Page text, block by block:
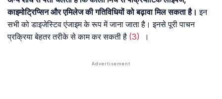
काइमोट्रिप्सिन और एमिलेज की गतिविधियों को बढ़ावा मिल सकता है। इन
सभी को डाइजेस्टिव एंजाइम के रूप में जाना जाता है। इनसे पूरी पाचन
प्रक्रिया बेहतर तरीके से काम कर सकती है (3) ।